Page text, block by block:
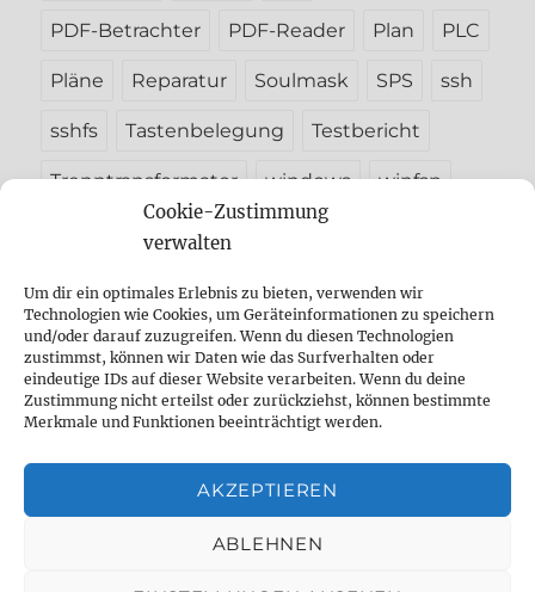
Cookie-Zustimmung
verwalten
Um dir ein optimales Erlebnis zu bieten, verwenden wir
Technologien wie Cookies, um Geräteinformationen zu speichern
und/oder darauf zuzugreifen. Wenn du diesen Technologien
zustimmst, können wir Daten wie das Surfverhalten oder
eindeutige IDs auf dieser Website verarbeiten. Wenn du deine
Zustimmung nicht erteilst oder zurückziehst, können bestimmte
Merkmale und Funktionen beeinträchtigt werden.
AKZEPTIEREN
ABLEHNEN
PDF-Betrachter PDF-Reader Plan PLC
Pläne Reparatur Soulmask SPS ssh
sshfs Tastenbelegung Testbericht
Trenntransformator windows winfsp
Betriebssysteme
öffnen
Technik
öffnen
Tutorials